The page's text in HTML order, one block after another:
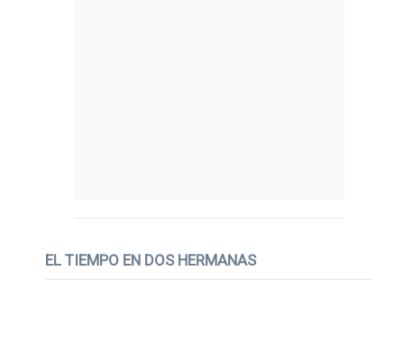
EL TIEMPO EN DOS HERMANAS